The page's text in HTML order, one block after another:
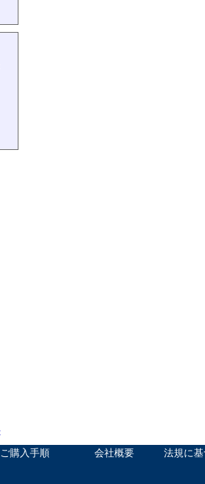
ご購入手順 会社概要 法規に